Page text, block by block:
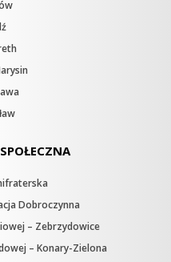
Dobroczynna
– Zebrzydowice
– Konary-Zielona